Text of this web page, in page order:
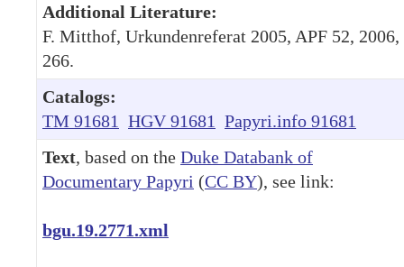
Additional Literature:
F. Mitthof, Urkundenreferat 2005, APF 52, 2006,
266.
Catalogs:
TM 91681 HGV 91681 Papyri.info 91681
Text, based on the Duke Databank of
Documentary Papyri (CC BY), see link:
bgu.19.2771.xml